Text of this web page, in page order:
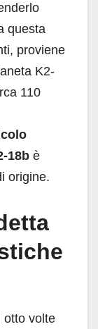
questa
proviene
K2-
110
18b è
origine.
otto volte